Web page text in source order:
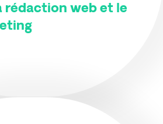
rédaction web et le